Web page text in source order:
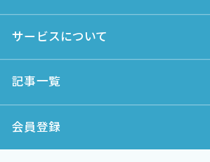
サービスについて
記事一覧
会員登録